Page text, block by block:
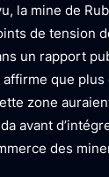
la mine de
de tension
un rapport
affirme que
zone
avant
des